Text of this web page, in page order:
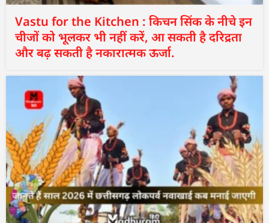
Vastu for the Kitchen : किचन सिंक के नीचे इन
चीजों को भूलकर भी नहीं करें, आ सकती है दरिद्रता
और बढ़ सकती है नकारात्मक ऊर्जा.